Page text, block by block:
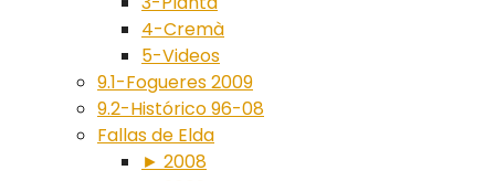
4-Cremà
5-Videos
9.1-Fogueres 2009
9.2-Histórico 96-08
Fallas de Elda
► 2008